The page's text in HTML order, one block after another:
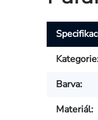
Kategorie
Barva:
Materiál: